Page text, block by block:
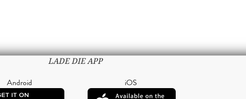
LADE DIE APP
Android iOS